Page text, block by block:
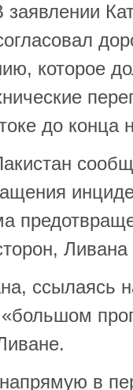
заявлении
которое
до конца
ссылаясь
в